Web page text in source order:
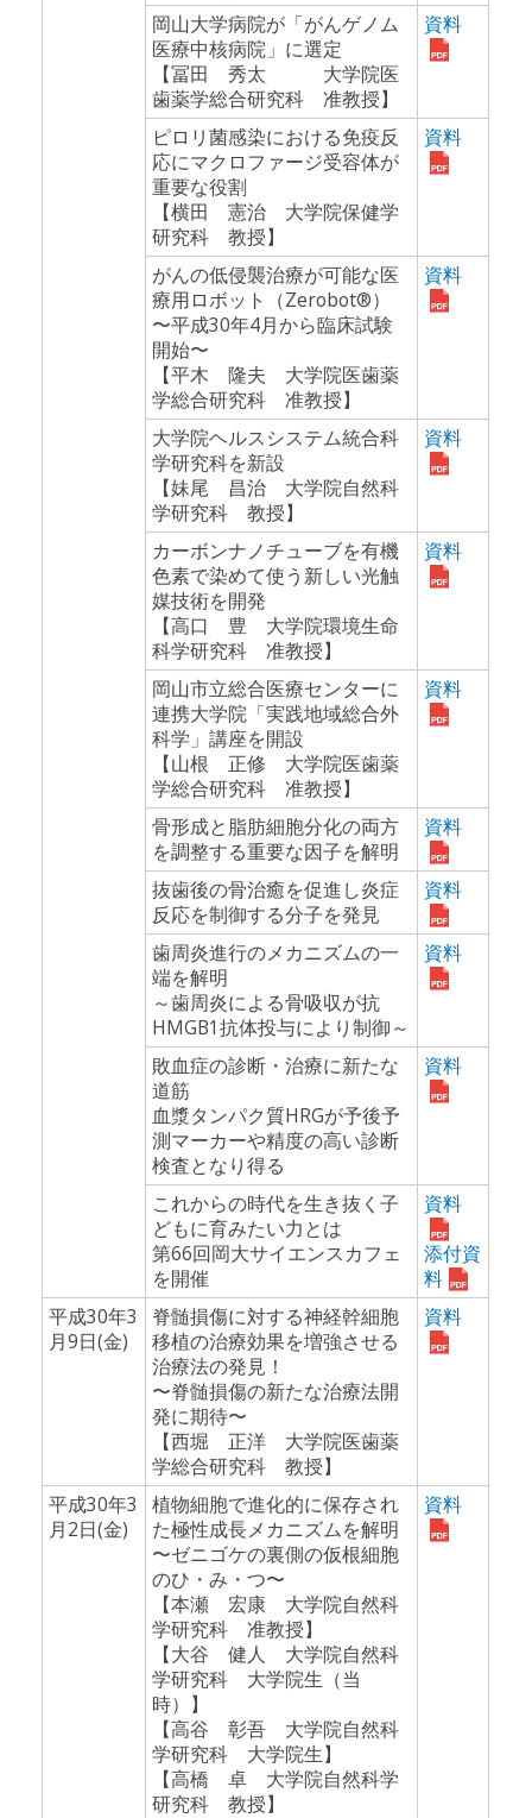
岡山大学病院が「がんゲノム
医療中核病院」に選定
【冨田 秀太 大学院医
歯薬学総合研究科 准教授】
資料
ピロリ菌感染における免疫反
応にマクロファージ受容体が
重要な役割
【横田 憲治 大学院保健学
研究科 教授】
資料
がんの低侵襲治療が可能な医
療用ロボット（Zerobot®）
〜平成30年4月から臨床試験
開始〜
【平木 隆夫 大学院医歯薬
学総合研究科 准教授】
資料
大学院ヘルスシステム統合科
学研究科を新設
【妹尾 昌治 大学院自然科
学研究科 教授】
資料
カーボンナノチューブを有機
色素で染めて使う新しい光触
媒技術を開発
【高口 豊 大学院環境生命
科学研究科 准教授】
資料
岡山市立総合医療センターに
連携大学院「実践地域総合外
科学」講座を開設
【山根 正修 大学院医歯薬
学総合研究科 准教授】
資料
骨形成と脂肪細胞分化の両方
を調整する重要な因子を解明
資料
抜歯後の骨治癒を促進し炎症
反応を制御する分子を発見
資料
歯周炎進行のメカニズムの一
端を解明
～歯周炎による骨吸収が抗
HMGB1抗体投与により制御～
資料
敗血症の診断・治療に新たな
道筋
血漿タンパク質HRGが予後予
測マーカーや精度の高い診断
検査となり得る
資料
これからの時代を生き抜く子
どもに育みたい力とは
第66回岡大サイエンスカフェ
を開催
資料
添付資
料
平成30年3
月9日(金)
脊髄損傷に対する神経幹細胞
移植の治療効果を増強させる
治療法の発見！
〜脊髄損傷の新たな治療法開
発に期待〜
【西堀 正洋 大学院医歯薬
学総合研究科 教授】
資料
平成30年3
月2日(金)
植物細胞で進化的に保存され
た極性成長メカニズムを解明
〜ゼニゴケの裏側の仮根細胞
のひ・み・つ〜
【本瀬 宏康 大学院自然科
学研究科 准教授】
【大谷 健人 大学院自然科
学研究科 大学院生（当
時）】
【高谷 彰吾 大学院自然科
学研究科 大学院生】
【高橋 卓 大学院自然科学
研究科 教授】
資料